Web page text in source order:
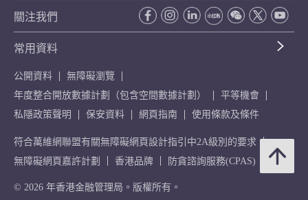
關注我們
常用資料
公開資料
無障礙瀏覽
年度整合開放數據計劃（包含空間數據計劃）
平等機會
私隱政策聲明
保安資料 網頁指南 使用條款及條件
符合萬維網聯盟有關無障礙網頁設計指引中2A級別的要求
無障礙網頁嘉許計劃
香港品牌 防貪諮詢服務(CPAS)
© 2026 年香港金融管理局。版權所有。